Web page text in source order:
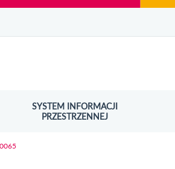
SYSTEM INFORMACJI
PRZESTRZENNEJ
OTWORZY SIĘ W NOWYM OKNIE